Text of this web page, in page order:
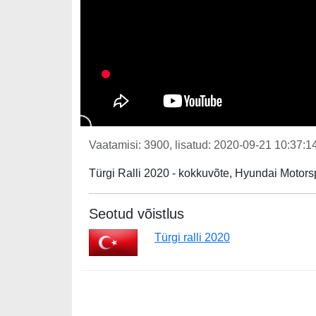
Vaatamisi: 3900, lisatud: 2020-09-21
Türgi Ralli 2020 - kokkuvõte, Hyundai
Seotud võistlus
Türgi ralli 2020